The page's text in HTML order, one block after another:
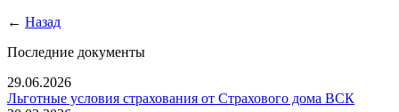
← Назад
Последние документы
29.06.2026
Льготные условия страхования от Страхового дома ВСК